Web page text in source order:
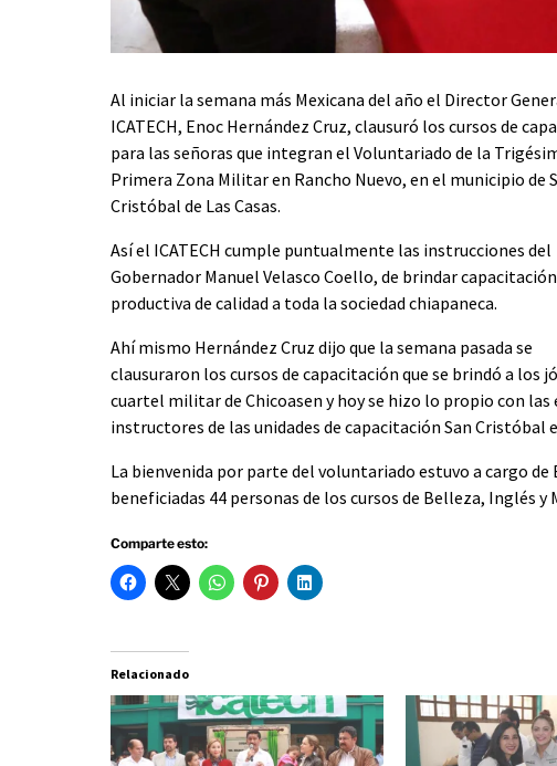
Al iniciar la semana más Mexicana del año el Director
ICATECH, Enoc Hernández Cruz, clausuró los cursos de
para las señoras que integran el Voluntariado de la
Primera Zona Militar en Rancho Nuevo, en el municipio de
Cristóbal de Las Casas.
Así el ICATECH cumple puntualmente las instrucciones del
Gobernador Manuel Velasco Coello, de brindar capacitación
productiva de calidad a toda la sociedad chiapaneca.
Ahí mismo Hernández Cruz dijo que la semana pasada se
clausuraron los cursos de capacitación que se brindó a
cuartel militar de Chicoasen y hoy se hizo lo propio con
instructores de las unidades de capacitación San Cristóbal
La bienvenida por parte del voluntariado estuvo a cargo
beneficiadas 44 personas de los cursos de Belleza, Inglés y
Comparte esto:
Relacionado